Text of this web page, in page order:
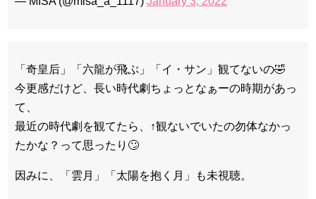
「奇皇后」「六龍が飛ぶ」「イ・サン」観てないの🤣
今更感だけど、長い時代劇ちょっとなぁーの時期があっ
て、
最近の時代劇を観てたら、↑観ないでいたの勿体なかっ
たかな？って思ったり🙄
因みに、「雲月」「太陽を抱く月」も未視聴。